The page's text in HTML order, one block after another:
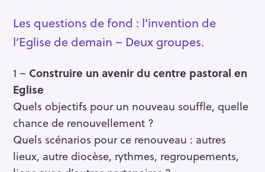
Les questions de fond : l’invention de
l’Eglise de demain – Deux groupes.
1 – Construire un avenir du centre pastoral en
Eglise
Quels objectifs pour un nouveau souffle, quelle
chance de renouvellement ?
Quels scénarios pour ce renouveau : autres
lieux, autre diocèse, rythmes, regroupements,